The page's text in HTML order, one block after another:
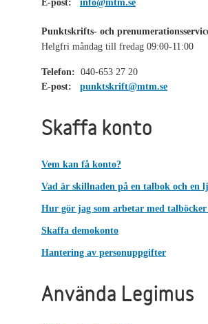
E-post:
info@mtm.se
Punktskrifts- och
Helgfri måndag till fredag 09:00-11:00
Telefon: 040-653 27 20
E-post:
punktskrift@mtm.se
Skaffa konto
Vem kan få konto?
Vad är skillnaden på en talbok och en
Hur gör jag som arbetar med
Skaffa demokonto
Hantering av personuppgifter
Använda Legimus